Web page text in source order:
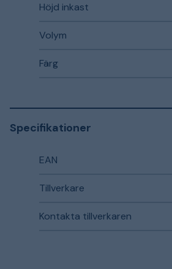
Höjd inkast
Volym
Färg
Specifikationer
EAN
Tillverkare
Kontakta tillverkaren